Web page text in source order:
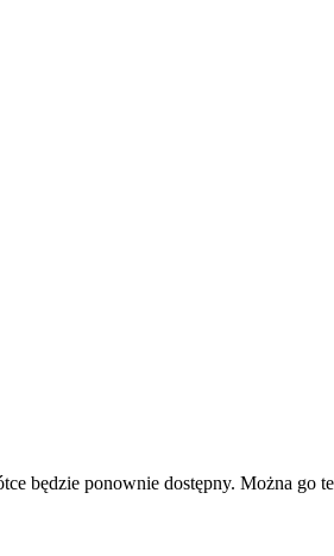
będzie ponownie dostępny. Można go